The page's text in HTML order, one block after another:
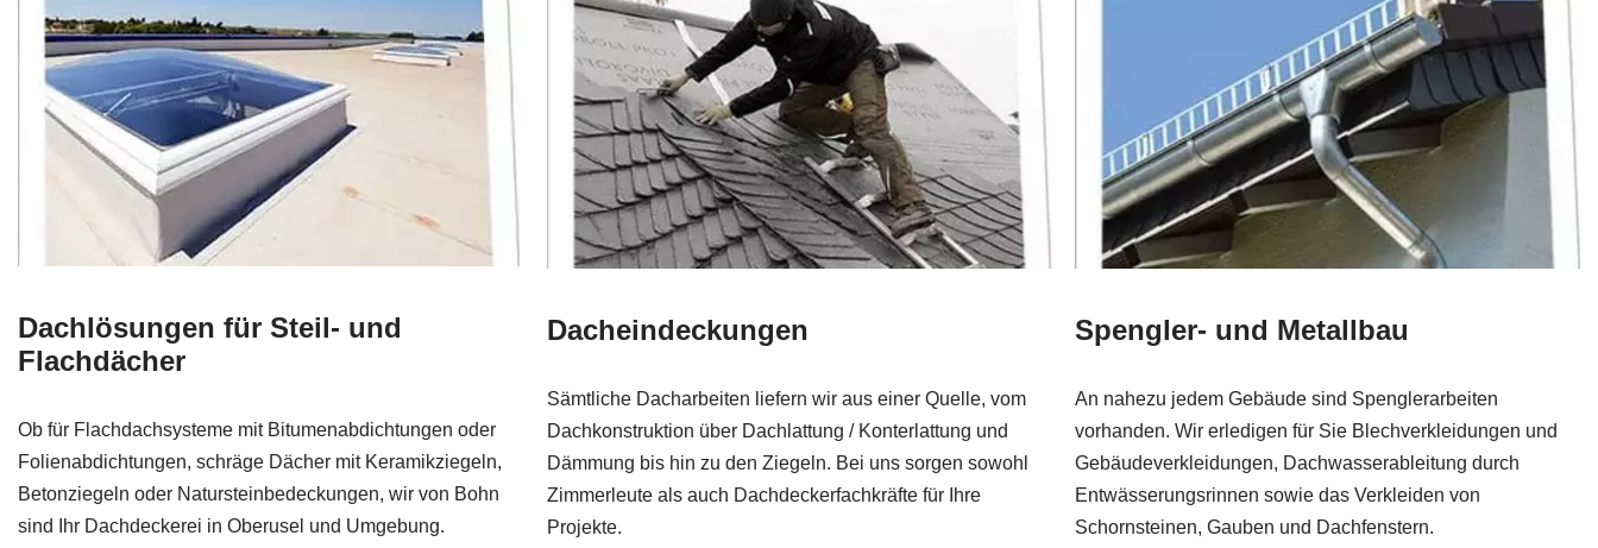
Dachlösungen für Steil- und
Flachdächer
Ob für Flachdachsysteme mit Bitumenabdichtungen oder
Folienabdichtungen, schräge Dächer mit Keramikziegeln,
Betonziegeln oder Natursteinbedeckungen, wir von Bohn
sind Ihr Dachdeckerei in Oberusel und Umgebung.
Dacheindeckungen
Sämtliche Dacharbeiten liefern wir aus einer Quelle, vom
Dachkonstruktion über Dachlattung / Konterlattung und
Dämmung bis hin zu den Ziegeln. Bei uns sorgen sowohl
Zimmerleute als auch Dachdeckerfachkräfte für Ihre
Projekte.
Spengler- und Metallbau
An nahezu jedem Gebäude sind Spenglerarbeiten
vorhanden. Wir erledigen für Sie Blechverkleidungen und
Gebäudeverkleidungen, Dachwasserableitung durch
Entwässerungsrinnen sowie das Verkleiden von
Schornsteinen, Gauben und Dachfenstern.